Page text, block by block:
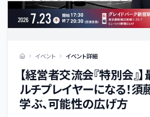
イベント イベント詳細
【経営者交流会『特別会』
ルチプレイヤーになる！須
学ぶ、可能性の広げ方